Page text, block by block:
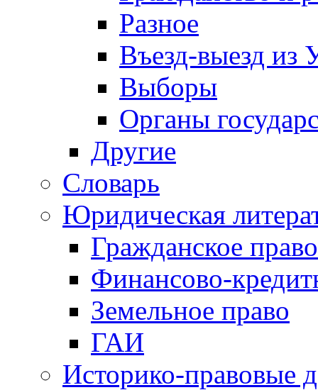
Разное
Въезд-выезд из
Выборы
Органы
Другие
Словарь
Юридическая
Гражданское право
Финансово-
Земельное право
ГАИ
Историко-правовые